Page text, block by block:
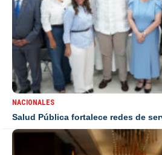
NACIONALES
Salud Pública fortalece redes de